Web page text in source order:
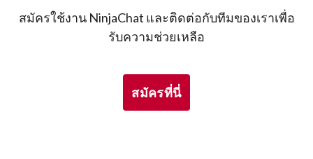
สมัครใช้งาน NinjaChat และติดต่อกับทีมของเราเพื่อ
รับความช่วยเหลือ
สมัครที่นี่